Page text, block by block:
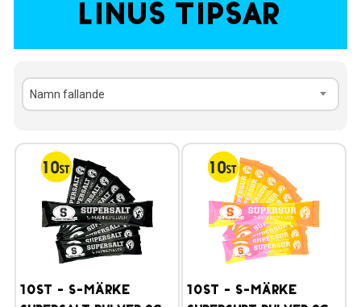
Linus tipsar
Namn fallande
10st - S-märke
10st - S-märke